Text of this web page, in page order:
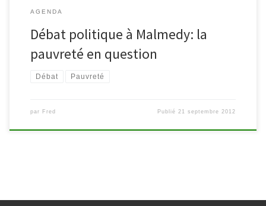
AGENDA
Débat politique à Malmedy: la
pauvreté en question
Débat Pauvreté
par Fred Publié 21 septembre 2012